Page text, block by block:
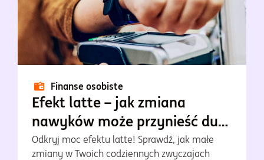
Finanse osobiste
Efekt latte – jak zmiana
nawyków może przynieść duże
oszczędności?
Odkryj moc efektu latte! Sprawdź, jak małe
zmiany w Twoich codziennych zwyczajach